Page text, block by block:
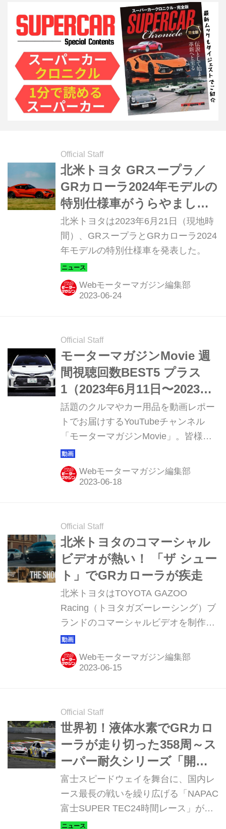
Official Staff
北米トヨタ GRスープラ／
GRカローラ2024年モデルの
特別仕様車がうらやましい
ぞ！
北米トヨタは2023年6月21日（現地時
間）、GRスープラとGRカローラ2024
年モデルの特別仕様車を発表した。
Webモーターマガジン編集部
Official Staff
モーターマガジンMovie 週
間視聴回数BEST5 プラス
1（2023年6月11日〜2023年6
月17日）
話題のクルマやカー用品を動画レポー
トでお届けするYouTubeチャンネル
「モーターマガジンMovie」。皆様か
らご好評いただき15周年を迎えまし
た。このコーナーでは直近1週間の視
聴ランキング ベスト5と、動画制作班
Webモーターマガジン編集部
Official Staff
北米トヨタのコマーシャル
ビデオが熱い！ 「ザ シュー
ト」でGRカローラが疾走
北米トヨタはTOYOTA GAZOO
Racing（トヨタガズーレーシング）ブ
ランドのコマーシャルビデオを制作し
てYouTubeなどで公開しているが、
2023年6月13日（現地時間）にはGRカ
ローラを主役とした最新作「ザ シュー
Webモーターマガジン編集部
Official Staff
世界初！液体水素でGRカロ
ーラが走り切った358周～ス
ーパー耐久シリーズ「開発
車両専用 ST-Qクラス」の切
磋琢磨～
富士スピードウェイを舞台に、国内レ
ース最長の戦いを繰り広げる「NAPAC
富士SUPER TEC24時間レース」が開
催された。見どころのひとつは、開発